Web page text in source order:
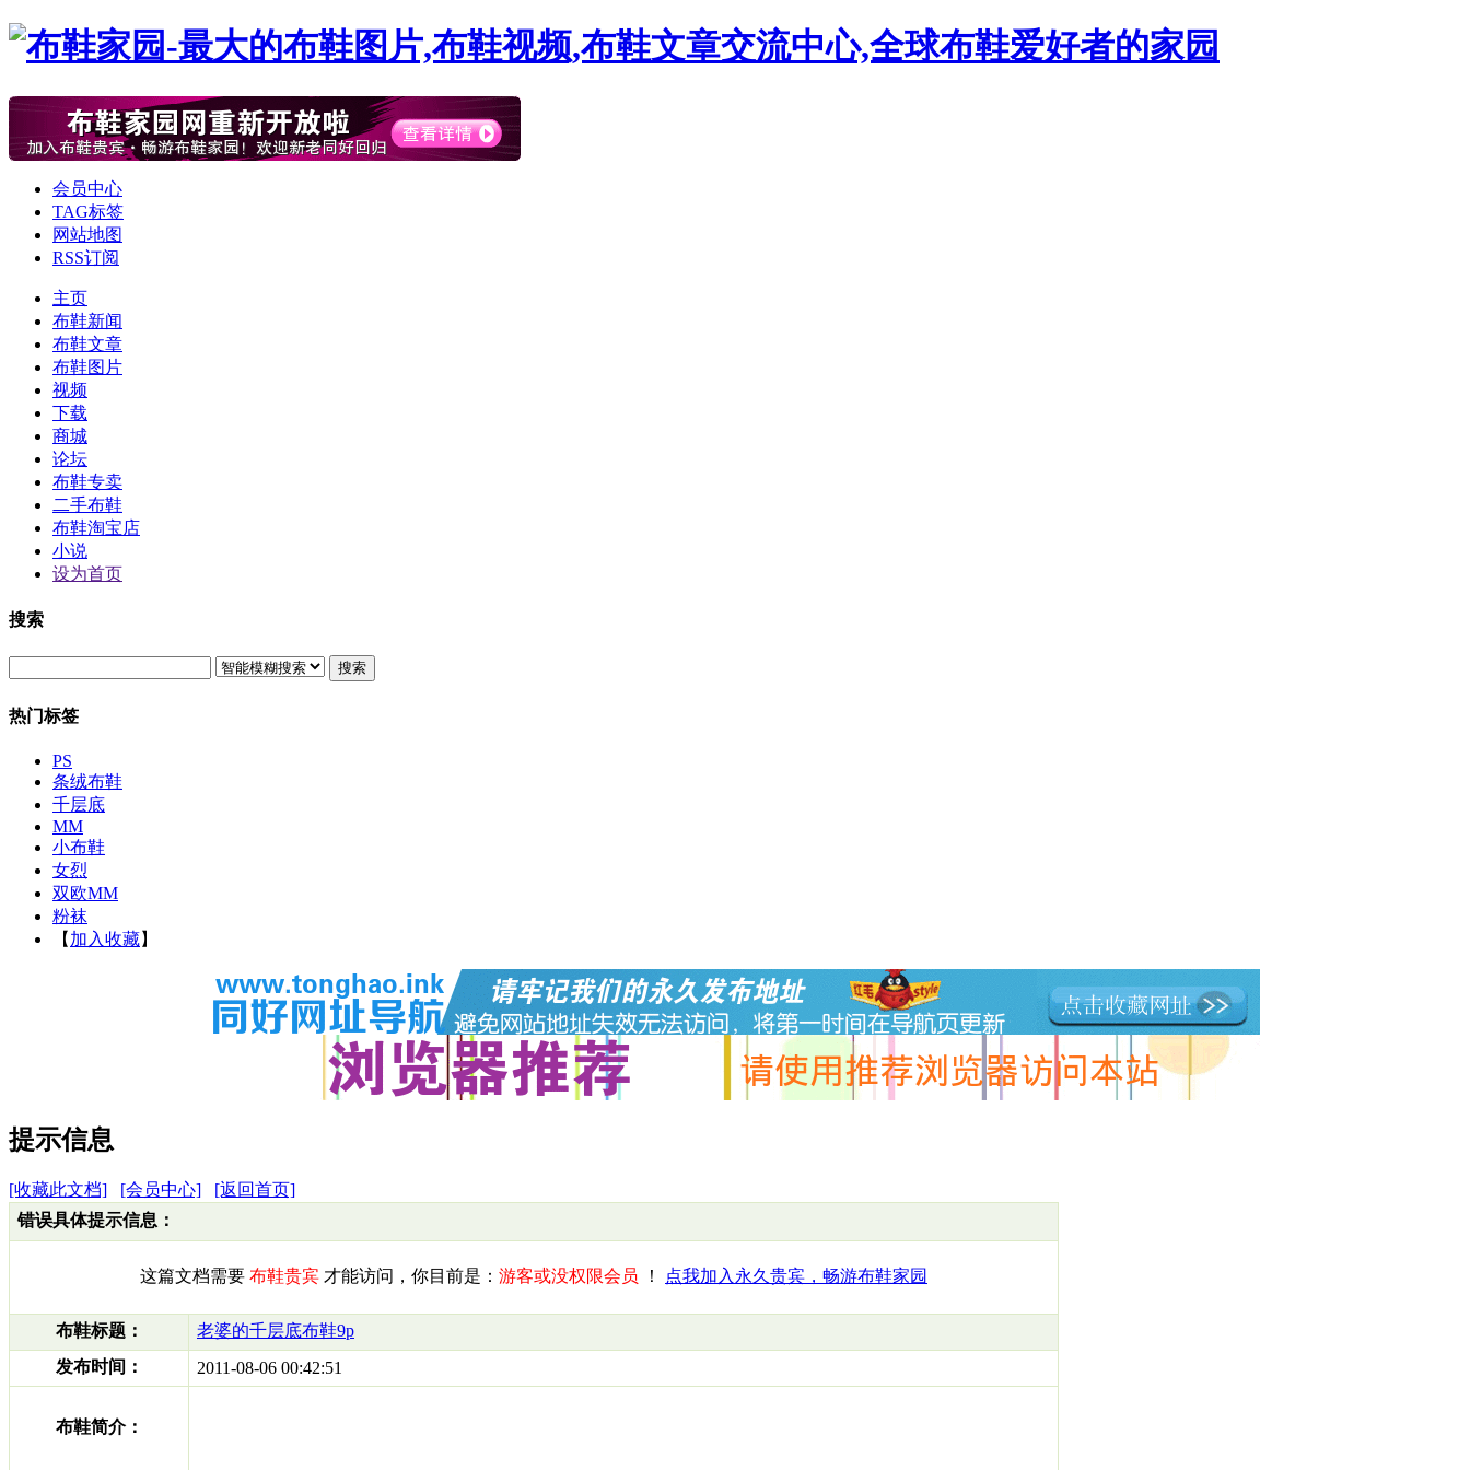
会员中心
TAG标签
网站地图
RSS订阅
主页
布鞋新闻
布鞋文章
布鞋图片
视频
下载
商城
论坛
布鞋专卖
二手布鞋
布鞋淘宝店
小说
设为首页
搜索
搜索
热门标签
PS
条绒布鞋
千层底
MM
小布鞋
女烈
双欧MM
粉袜
【 加入收藏】
提示信息
[收藏此文档] [会员中心]
[返回首页]
错误具体提示信息：
这篇文档需要 布鞋贵宾 才能访问，你目前是： 游客或没权限会员 ！ 点我加入永久贵宾，畅游布鞋家园
布鞋标题：
老婆的千层底布鞋9p
发布时间：
2011-08-06 00:42:51
布鞋简介：